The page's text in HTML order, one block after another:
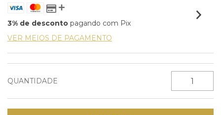
3% de desconto pagando com Pix
VER MEIOS DE PAGAMENTO
QUANTIDADE